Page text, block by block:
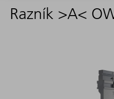
Razník >A<